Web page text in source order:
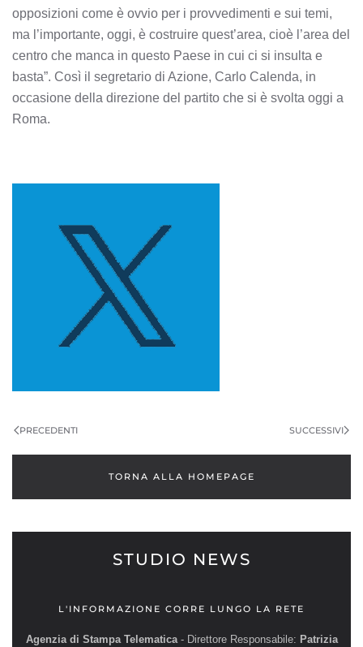
opposizioni come è ovvio per i provvedimenti e sui temi,
ma l’importante, oggi, è costruire quest’area, cioè l’area del
centro che manca in questo Paese in cui ci si insulta e
basta”. Così il segretario di Azione, Carlo Calenda, in
occasione della direzione del partito che si è svolta oggi a
Roma.
PRECEDENTI SUCCESSIVI
TORNA ALLA HOMEPAGE
STUDIO NEWS
L'INFORMAZIONE CORRE LUNGO LA RETE
Agenzia di Stampa Telematica- Direttore Responsabile: Patrizia